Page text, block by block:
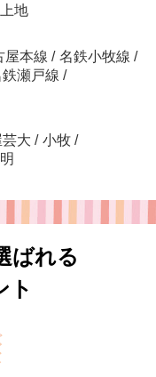
上地
屋本線 / 名鉄小牧線 /
鉄瀬戸線 /
大 / 小牧 /
ばれる
ト